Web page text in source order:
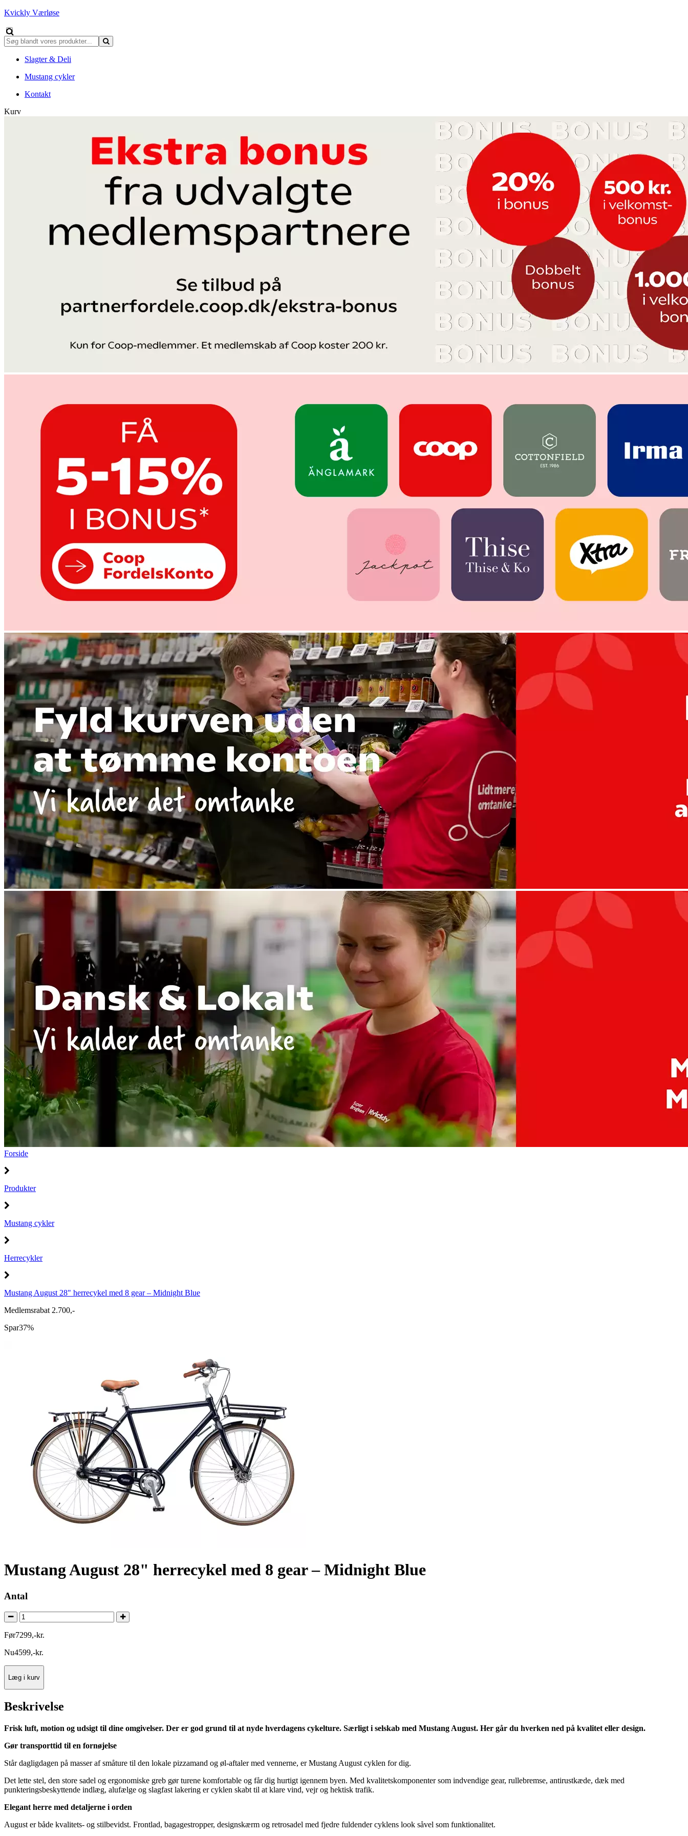
Kvickly Værløse
Slagter & Deli
Mustang cykler
Kontakt
Kurv
Forside
Produkter
Mustang cykler
Herrecykler
Mustang August 28" herrecykel med 8 gear – Midnight Blue
Medlemsrabat 2.700,-
Spar37%
Mustang August 28" herrecykel med 8 gear – Midnight Blue
Antal
Før7299,-kr.
Nu4599,-kr.
Læg i kurv
Beskrivelse
Frisk luft, motion og udsigt til dine omgivelser. Der er god grund til at nyde hverdagens cykelture. Særligt i selskab med Mustang August. Her går du hverken ned på kvalitet eller design.
Gør transporttid til en fornøjelse
Står dagligdagen på masser af småture til den lokale pizzamand og øl-aftaler med vennerne, er Mustang August cyklen for dig.
Det lette stel, den store sadel og ergonomiske greb gør turene komfortable og får dig hurtigt igennem byen. Med kvalitetskomponenter som indvendige gear, rullebremse, antirustkæde, dæk med
punkteringsbeskyttende indlæg, alufælge og slagfast lakering er cyklen skabt til at klare vind, vejr og hektisk trafik.
Elegant herre med detaljerne i orden
August er både kvalitets- og stilbevidst. Frontlad, bagagestropper, designskærm og retrosadel med fjedre fuldender cyklens look såvel som funktionalitet.